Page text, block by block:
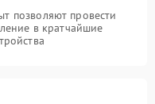
позволяют провести
в кратчайшие